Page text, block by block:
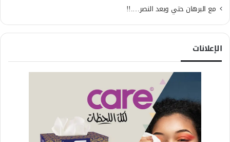
مع البرهان حتي وبعد النصر….!!
الإعلانات